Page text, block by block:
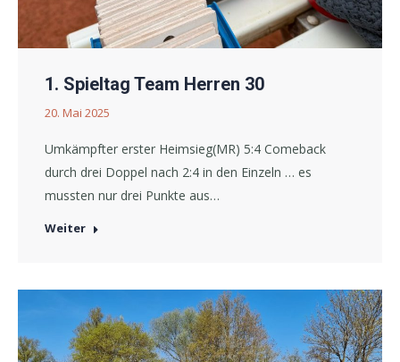
1. Spieltag Team Herren 30
20. Mai 2025
Umkämpfter erster Heimsieg(MR) 5:4 Comeback
durch drei Doppel nach 2:4 in den Einzeln … es
mussten nur drei Punkte aus…
Weiter